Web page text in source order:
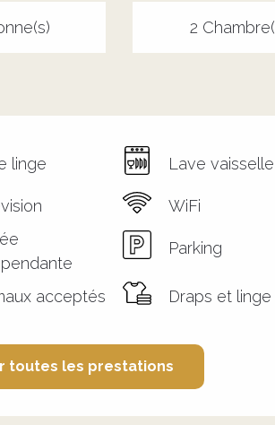
2
linge Lave vaisselle
WiFi
Parking
acceptés Draps et linge
toutes les prestations